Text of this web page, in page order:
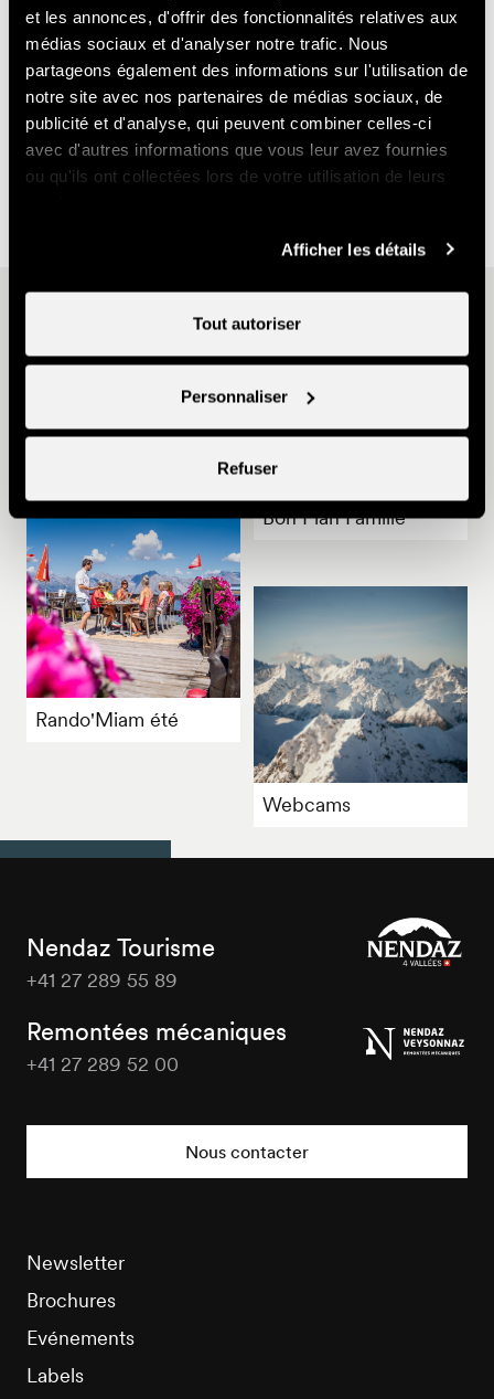
et les annonces, d'offrir des fonctionnalités relatives aux
médias sociaux et d'analyser notre trafic. Nous
partageons également des informations sur l'utilisation de
notre site avec nos partenaires de médias sociaux, de
publicité et d'analyse, qui peuvent combiner celles-ci
avec d'autres informations que vous leur avez fournies
ou qu'ils ont collectées lors de votre utilisation de leurs
Afficher les détails
Tout autoriser
Personnaliser
Refuser
Kerstin Leimbrink
Route de la Pèroua 9
1997 Haute-Nendaz
+49 176 36095732
leimbrink@posteo.de
Bon Plan Famille
Rando'Miam été
Webcams
Nendaz Tourisme
+41 27 289 55 89
Remontées mécaniques
+41 27 289 52 00
Nous contacter
Newsletter
Brochures
Evénements
Labels